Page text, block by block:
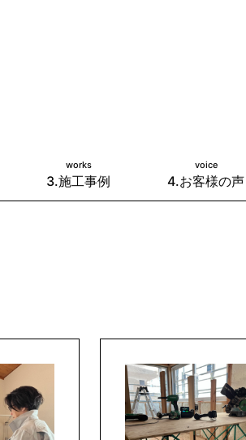
works
3.施工事例
voice
4.お客様の声